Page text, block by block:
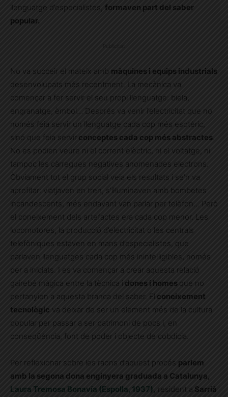
llenguatge d’especialistes, formaven part del saber
popular.
No va succeir el mateix amb màquines i equips industrials
desenvolupats més recentment. La mecànica va
començar a fer servir el seu propi llenguatge: biela,
engranatge, èmbol… Després va venir l’electricitat que no
només feia servir un llenguatge cada cop més esotèric,
sinó que feia servir conceptes cada cop més abstractes
No es podien veure ni el corrent elèctric, ni el voltatge, ni
tampoc les càrregues negatives anomenades electrons.
Òbviament tot el grup social veia els resultats i se’n va
aprofitar: viatjaven en tren, s’il·luminaven amb bombetes
incandescents, més endavant van parlar per telèfon… Però
el coneixement dels artefactes era cada cop menor. Les
locomotores, la producció d’electricitat o les centrals
telefòniques estaven en mans d’especialistes, que
parlaven llenguatges cada cop més inintel·ligibles, només
per a iniciats. I es va començar a crear aquesta relació
gairebé màgica entre la tècnica i dones i homes que no
pertanyien a aquesta branca del saber. El coneixement
tecnològic va deixar de ser un element més de la cultura
popular per passar a ser patrimoni de pocs i, en
conseqüència, font de poder i objecte de cobdícia.
Per reflexionar sobre les raons d’aquest procés parlem
amb la segona dona enginyera graduada a Catalunya,
Laura Tremosa Bonavía (Espolla, 1937), resident a Sarrià